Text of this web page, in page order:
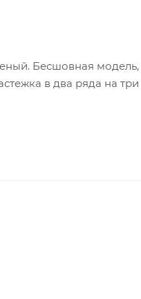
Бесшовная модель,
в два ряда на